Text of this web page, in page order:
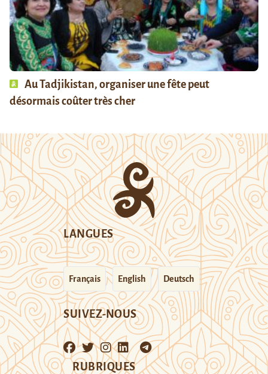
Au Tadjikistan, organiser une fête peut
désormais coûter très cher
LANGUES
Français English Deutsch
SUIVEZ-NOUS
RUBRIQUES